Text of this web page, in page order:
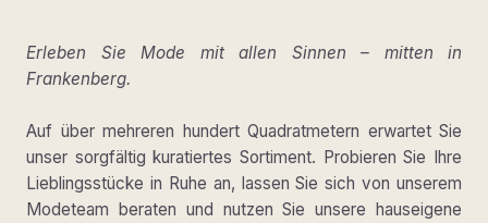
Erleben Sie Mode mit allen Sinnen – mitten in
Frankenberg.
Auf über mehreren hundert Quadratmetern erwartet Sie
unser sorgfältig kuratiertes Sortiment. Probieren Sie Ihre
Lieblingsstücke in Ruhe an, lassen Sie sich von unserem
Modeteam beraten und nutzen Sie unsere hauseigene